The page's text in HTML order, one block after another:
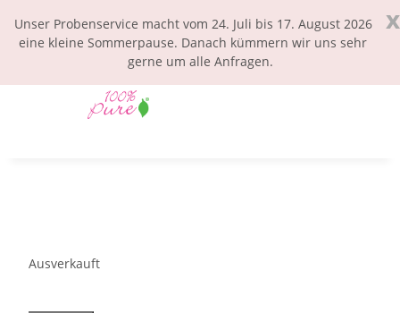
x
Unser Probenservice macht vom 24. Juli bis 17. August 2026
eine kleine Sommerpause. Danach kümmern wir uns sehr
gerne um alle Anfragen.
Ausverkauft